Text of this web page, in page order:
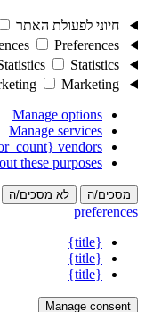
חיוני לפעולת האתר
Preferences
Statistics
Marketing
Manage options
Manage services
vendors
these purposes
מסכים/ה לא מסכים/ה
preferences
{title}
{title}
{title}
Manage consent